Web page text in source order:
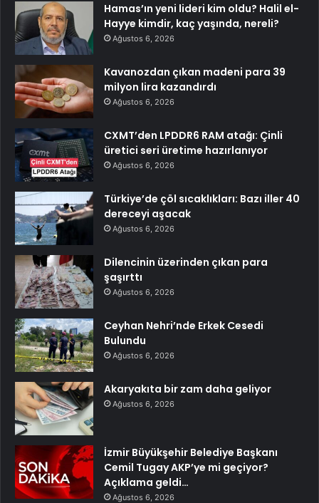
Hamas’ın yeni lideri kim oldu? Halil el-
Hayye kimdir, kaç yaşında, nereli?
Ağustos 6, 2026
Kavanozdan çıkan madeni para 39
milyon lira kazandırdı
Ağustos 6, 2026
CXMT’den LPDDR6 RAM atağı: Çinli
üretici seri üretime hazırlanıyor
Ağustos 6, 2026
Türkiye’de çöl sıcaklıkları: Bazı iller 40
dereceyi aşacak
Ağustos 6, 2026
Dilencinin üzerinden çıkan para
şaşırttı
Ağustos 6, 2026
Ceyhan Nehri’nde Erkek Cesedi
Bulundu
Ağustos 6, 2026
Akaryakıta bir zam daha geliyor
Ağustos 6, 2026
İzmir Büyükşehir Belediye Başkanı
Cemil Tugay AKP’ye mi geçiyor?
Açıklama geldi…
Ağustos 6, 2026